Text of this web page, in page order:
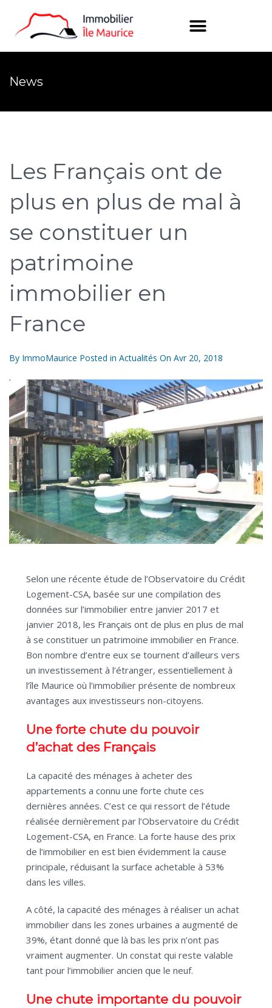
News
Les Français ont de
plus en plus de mal à
se constituer un
patrimoine
immobilier en
France
By ImmoMaurice Posted in Actualités On Avr 20, 2018
Selon une récente étude de l’Observatoire du Crédit
Logement-CSA, basée sur une compilation des
données sur l’immobilier entre janvier 2017 et
janvier 2018, les Français ont de plus en plus de mal
à se constituer un patrimoine immobilier en France.
Bon nombre d’entre eux se tournent d’ailleurs vers
un investissement à l’étranger, essentiellement à
l’île Maurice où l’immobilier présente de nombreux
avantages aux investisseurs non-citoyens.
Une forte chute du pouvoir
d’achat des Français
La capacité des ménages à acheter des
appartements a connu une forte chute ces
dernières années. C’est ce qui ressort de l’étude
réalisée dernièrement par l’Observatoire du Crédit
Logement-CSA, en France. La forte hause des prix
de l’immobilier en est bien évidemment la cause
principale, réduisant la surface achetable à 53%
dans les villes.
A côté, la capacité des ménages à réaliser un achat
immobilier dans les zones urbaines a augmenté de
39%, étant donné que là bas les prix n’ont pas
vraiment augmenter. Un constat qui reste valable
tant pour l’immobilier ancien que le neuf.
Une chute importante du pouvoir